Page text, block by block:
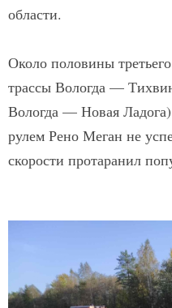
области.
Около половины
трассы Вологда —
Вологда — Новая
рулем Рено Меган не
скорости протаранил